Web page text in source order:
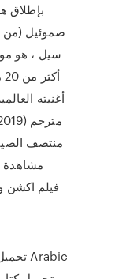
بإطلاق
سيل ، هو
أغنيته